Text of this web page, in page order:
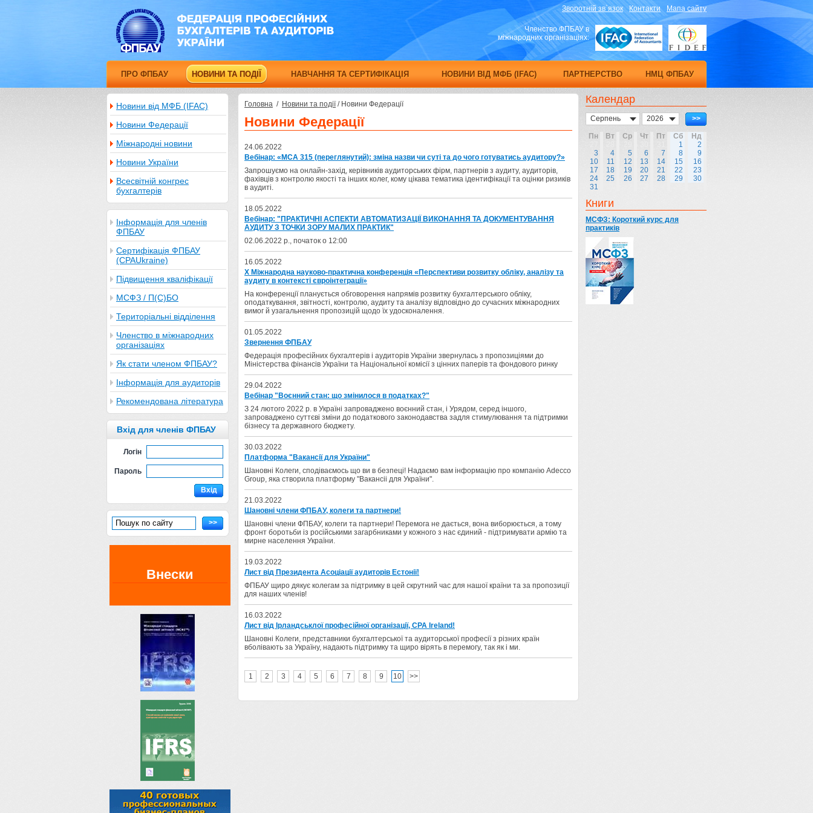
Зворотній зв`язок Контакти Мапа сайту
Членство ФПБАУ в
міжнародних організаціях:
ПРО ФПБАУ НОВИНИ ТА ПОДІЇ НАВЧАННЯ ТА СЕРТИФІКАЦІЯ НОВИНИ ВІД МФБ (IFAC) ПАРТНЕРСТВО НМЦ ФПБАУ
Новини від МФБ (IFAC)
Новини Федерації
Міжнародні новини
Новини України
Всесвітній конгрес
бухгалтерів
Інформація для членів
ФПБАУ
Сертифікація ФПБАУ
(CPAUkraine)
Підвищення кваліфікації
МСФЗ / П(С)БО
Територіальні відділення
Членство в міжнародних
організаціях
Як стати членом ФПБАУ?
Інформація для аудиторів
Рекомендована література
Вхід для членів ФПБАУ
Логін
Пароль
Вхід
>>
Внески
Головна / Новини та події/ Новини Федерації
Новини Федерації
24.06.2022
Вебінар: «МСА 315 (переглянутий): зміна назви чи суті та до чого готуватись аудитору?»
Запрошуємо на онлайн-захід, керівників аудиторських фірм, партнерів з аудиту, аудиторів,
фахівців з контролю якості та інших колег, кому цікава тематика ідентифікації та оцінки ризиків
в аудиті.
18.05.2022
Вебінар: "ПРАКТИЧНІ АСПЕКТИ АВТОМАТИЗАЦІЇ ВИКОНАННЯ ТА ДОКУМЕНТУВАННЯ
АУДИТУ З ТОЧКИ ЗОРУ МАЛИХ ПРАКТИК"
02.06.2022 р., початок о 12:00
16.05.2022
Х Міжнародна науково-практична конференція «Перспективи розвитку обліку, аналізу та
аудиту в контексті євроінтеграції»
На конференції планується обговорення напрямів розвитку бухгалтерського обліку,
оподаткування, звітності, контролю, аудиту та аналізу відповідно до сучасних міжнародних
вимог й узагальнення пропозицій щодо їх удосконалення.
01.05.2022
Звернення ФПБАУ
Федерація професійних бухгалтерів і аудиторів України звернулась з пропозиціями до
Міністерства фінансів України та Національної комісії з цінних паперів та фондового ринку
29.04.2022
Вебінар "Воєнний стан: що змінилося в податках?"
З 24 лютого 2022 р. в Україні запроваджено воєнний стан, і Урядом, серед іншого,
запроваджено суттєві зміни до податкового законодавства задля стимулювання та підтримки
бізнесу та державного бюджету.
30.03.2022
Платформа "Вакансії для України"
Шановні Колеги, сподіваємось що ви в безпеці! Надаємо вам інформацію про компанію Adecco
Group, яка створила платформу "Вакансіі для України".
21.03.2022
Шановні члени ФПБАУ, колеги та партнери!
Шановні члени ФПБАУ, колеги та партнери! Перемога не дається, вона виборюється, а тому
фронт боротьби із російськими загарбниками у кожного з нас єдиний - підтримувати армію та
мирне населення України.
19.03.2022
Лист від Президента Асоціації аудиторів Естонії!
ФПБАУ щиро дякує колегам за підтримку в цей скрутний час для нашої країни та за пропозиції
для наших членів!
16.03.2022
Лист від Ірландськлої професійної організації, CPA Ireland!
Шановні Колеги, представники бухгалтерської та аудиторської професії з різних країн
вболівають за Україну, надають підтримку та щиро вірять в перемогу, так як і ми.
1 2 3 4 5 6 7 8 9 10 >>
Календар
>>
Серпень 2026
Пн Вт Ср Чт Пт Сб
Нд
1
2
3
4 5 6 7 8
9
10
11 12 13 14 15
16
17
18 19 20 21 22
23
24
25 26 27 28 29
30
31
Книги
МСФЗ: Короткий курс для
практиків